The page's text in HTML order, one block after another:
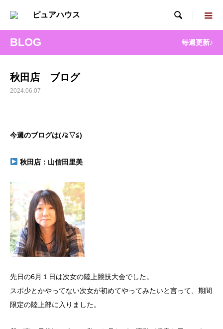

BLOG 毎週更新♪
秋田店 ブログ
2024.06.07
今週のブログは(ﾉ≧▽≦)
秋田 店：山信田里美
先日の6月１日は次女の陸上競技大会でした。
スポ少とかやってない次女が初めてやってみたいと言って、期間
限定の陸上部に入りました。